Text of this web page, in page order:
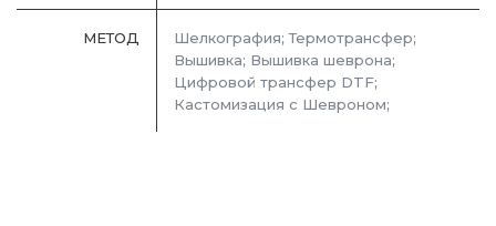
МЕТОД
Шелкография; Термотрансфер;
Вышивка; Вышивка шеврона;
Цифровой трансфер DTF;
Кастомизация с Шевроном;